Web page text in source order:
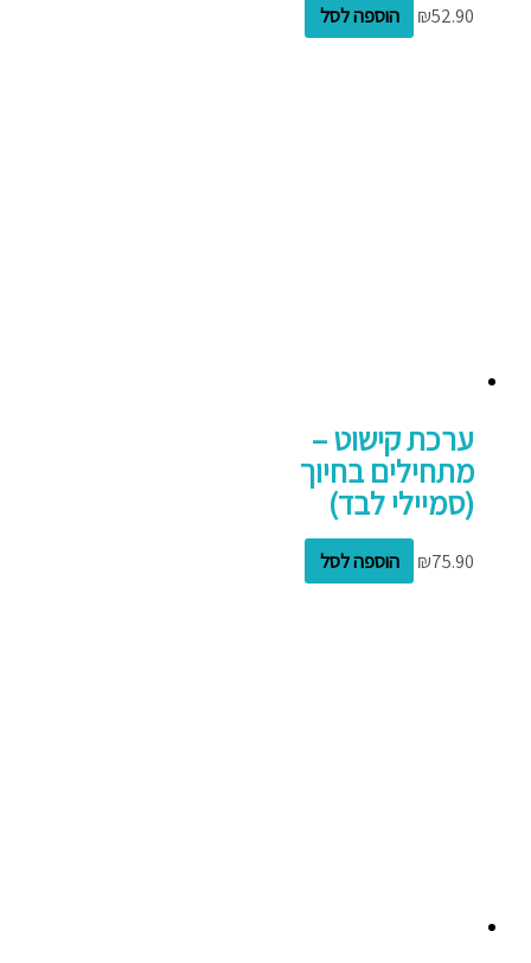
₪52.90 הוספה לסל
ערכת קישוט –
מתחילים בחיוך
(סמיילי לבד)
₪75.90 הוספה לסל